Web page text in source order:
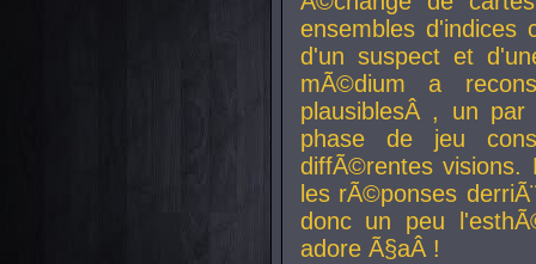
ensembles d'indices
d'un suspect et
mÃ©dium a
plausiblesÂ , un par
phase de jeu
diffÃ©rentes visions.
les rÃ©ponses
donc un peu
adore Ã§aÂ !